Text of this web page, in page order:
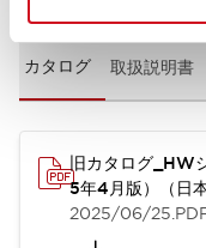
カタログ 取扱説明書
旧カタログ_HW
5年4月版）（日本
2025/06/25